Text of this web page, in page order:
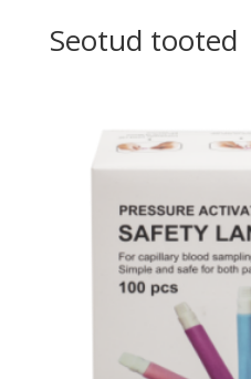
Seotud tooted